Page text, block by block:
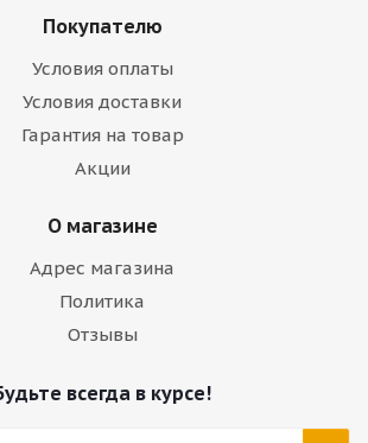
Покупателю
Условия оплаты
Условия доставки
Гарантия на товар
Акции
О магазине
Адрес магазина
Политика
Отзывы
всегда в курсе!